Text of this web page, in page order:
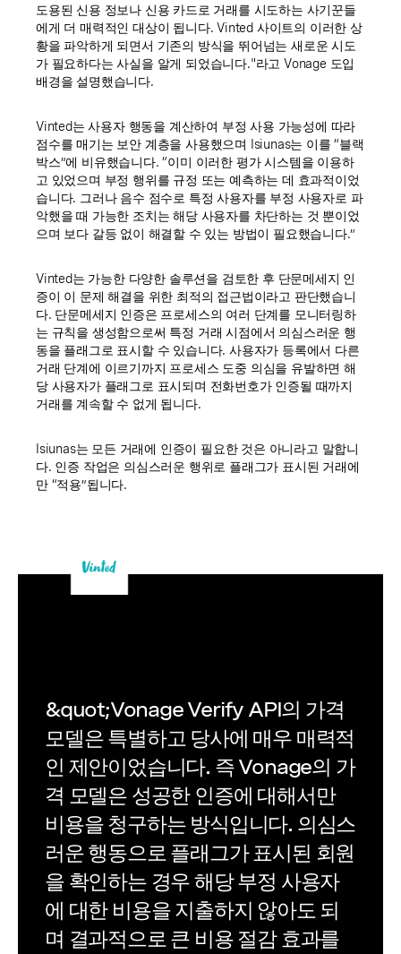
도용된 신용 정보나 신용 카드로 거래를 시도하는 사기꾼들
에게 더 매력적인 대상이 됩니다. Vinted 사이트의 이러한 상
황을 파악하게 되면서 기존의 방식을 뛰어넘는 새로운 시도
가 필요하다는 사실을 알게 되었습니다."라고 Vonage 도입
배경을 설명했습니다.
Vinted는 사용자 행동을 계산하여 부정 사용 가능성에 따라
점수를 매기는 보안 계층을 사용했으며 Isiunas는 이를 “블랙
박스”에 비유했습니다. “이미 이러한 평가 시스템을 이용하
고 있었으며 부정 행위를 규정 또는 예측하는 데 효과적이었
습니다. 그러나 음수 점수로 특정 사용자를 부정 사용자로 파
악했을 때 가능한 조치는 해당 사용자를 차단하는 것 뿐이었
으며 보다 갈등 없이 해결할 수 있는 방법이 필요했습니다.”
Vinted는 가능한 다양한 솔루션을 검토한 후 단문메세지 인
증이 이 문제 해결을 위한 최적의 접근법이라고 판단했습니
다. 단문메세지 인증은 프로세스의 여러 단계를 모니터링하
는 규칙을 생성함으로써 특정 거래 시점에서 의심스러운 행
동을 플래그로 표시할 수 있습니다. 사용자가 등록에서 다른
거래 단계에 이르기까지 프로세스 도중 의심을 유발하면 해
당 사용자가 플래그로 표시되며 전화번호가 인증될 때까지
거래를 계속할 수 없게 됩니다.
Isiunas는 모든 거래에 인증이 필요한 것은 아니라고 말합니
다. 인증 작업은 의심스러운 행위로 플래그가 표시된 거래에
만 “적용”됩니다.
&quot;Vonage Verify API의 가격
모델은 특별하고 당사에 매우 매력적
인 제안이었습니다. 즉 Vonage의 가
격 모델은 성공한 인증에 대해서만
비용을 청구하는 방식입니다. 의심스
러운 행동으로 플래그가 표시된 회원
을 확인하는 경우 해당 부정 사용자
에 대한 비용을 지출하지 않아도 되
며 결과적으로 큰 비용 절감 효과를